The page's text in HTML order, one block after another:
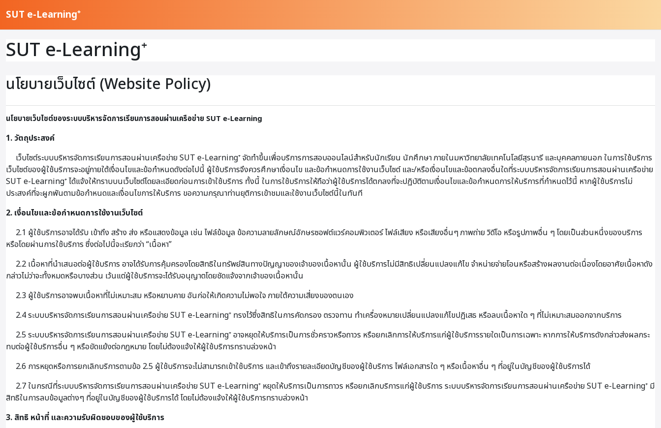
SUT e-Learning⁺
SUT e-Learning⁺
นโยบายเว็บไซต์ (Website Policy)
นโยบายเว็บไซต์ของระบบบริหารจัดการเรียนการสอนผ่านเครือข่าย SUT e-Learning
1. วัตถุประสงค์
เว็บไซต์ระบบบริหารจัดการเรียนการสอนผ่านเครือข่าย SUT e-Learning⁺ จัดทำขึ้นเพื่อบริการการสอบออนไลน์สำหรับนักเรียน นักศึกษา ภายในมหาวิทยาลัยเทคโนโลยีสุรนารี และบุคคลภายนอก ในการใช้บริการ
เว็บไซต์ของผู้ใช้บริการจะอยู่ภายใต้เงื่อนไขและข้อกำหนดดังต่อไปนี้ ผู้ใช้บริการจึงควรศึกษาเงื่อนไข และข้อกำหนดการใช้งานเว็บไซต์ และ/หรือเงื่อนไขและข้อตกลงอื่นใดที่ระบบบริหารจัดการเรียนการสอนผ่านเครือข่าย
SUT e-Learning⁺ ได้แจ้งให้ทราบบนเว็บไซต์โดยละเอียดก่อนการเข้าใช้บริการ ทั้งนี้ ในการใช้บริการให้ถือว่าผู้ใช้บริการได้ตกลงที่จะปฏิบัติตามเงื่อนไขและข้อกำหนดการให้บริการที่กำหนดไว้นี้ หากผู้ใช้บริการไม่
ประสงค์ที่จะผูกพันตามข้อกำหนดและเงื่อนไขการให้บริการ ขอความกรุณาท่านยุติการเข้าชมและใช้งานเว็บไซต์นี้ในทันที
2. เงื่อนไขและข้อกำหนดการใช้งานเว็บไซต์
2.1 ผู้ใช้บริการอาจได้รับ เข้าถึง สร้าง ส่ง หรือแสดงข้อมูล เช่น ไฟล์ข้อมูล ข้อความลายลักษณ์อักษรซอฟต์แวร์คอมพิวเตอร์ ไฟล์เสียง หรือเสียงอื่นๆ ภาพถ่าย วิดีโอ หรือรูปภาพอื่น ๆ โดยเป็นส่วนหนึ่งของบริการ
หรือโดยผ่านการใช้บริการ ซึ่งต่อไปนี้จะเรียกว่า “เนื้อหา”
2.2 เนื้อหาที่นำเสนอต่อผู้ใช้บริการ อาจได้รับการคุ้มครองโดยสิทธิในทรัพย์สินทางปัญญาของเจ้าของเนื้อหานั้น ผู้ใช้บริการไม่มีสิทธิเปลี่ยนแปลงแก้ไข จำหน่ายจ่ายโอนหรือสร้างผลงานต่อเนื่องโดยอาศัยเนื้อหาดัง
กล่าวไม่ว่าจะทั้งหมดหรือบางส่วน เว้นแต่ผู้ใช้บริการจะได้รับอนุญาตโดยชัดแจ้งจากเจ้าของเนื้อหานั้น
2.3 ผู้ใช้บริการอาจพบเนื้อหาที่ไม่เหมาะสม หรือหยาบคาย อันก่อให้เกิดความไม่พอใจ ภายใต้ความเสี่ยงของตนเอง
2.4 ระบบบริหารจัดการเรียนการสอนผ่านเครือข่าย SUT e-Learning⁺ ทรงไว้ซึ่งสิทธิในการคัดกรอง ตรวจทาน ทำเครื่องหมายเปลี่ยนแปลงแก้ไขปฏิเสธ หรือลบเนื้อหาใด ๆ ที่ไม่เหมาะสมออกจากบริการ
2.5 ระบบบริหารจัดการเรียนการสอนผ่านเครือข่าย SUT e-Learning⁺ อาจหยุดให้บริการเป็นการชั่วคราวหรือถาวร หรือยกเลิกการให้บริการแก่ผู้ใช้บริการรายใดเป็นการเฉพาะ หากการให้บริการดังกล่าวส่งผลกระ
ทบต่อผู้ใช้บริการอื่น ๆ หรือขัดแย้งต่อกฎหมาย โดยไม่ต้องแจ้งให้ผู้ใช้บริการทราบล่วงหน้า
2.6 การหยุดหรือการยกเลิกบริการตามข้อ 2.5 ผู้ใช้บริการจะไม่สามารถเข้าใช้บริการ และเข้าถึงรายละเอียดบัญชีของผู้ใช้บริการ ไฟล์เอกสารใด ๆ หรือเนื้อหาอื่น ๆ ที่อยู่ในบัญชีของผู้ใช้บริการได้
2.7 ในกรณีที่ระบบบริหารจัดการเรียนการสอนผ่านเครือข่าย SUT e-Learning⁺ หยุดให้บริการเป็นการถาวร หรือยกเลิกบริการแก่ผู้ใช้บริการ ระบบบริหารจัดการเรียนการสอนผ่านเครือข่าย SUT e-Learning⁺ มี
สิทธิในการลบข้อมูลต่างๆ ที่อยู่ในบัญชีของผู้ใช้บริการได้ โดยไม่ต้องแจ้งให้ผู้ใช้บริการทราบล่วงหน้า
3. สิทธิ หน้าที่ และความรับผิดชอบของผู้ใช้บริการ